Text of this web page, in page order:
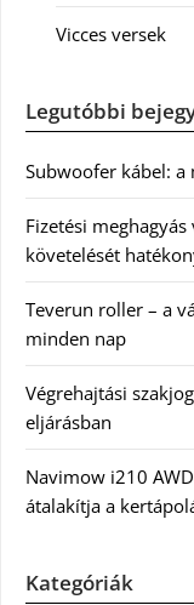
Vicces versek
Legutóbbi
Subwoofer kábel:
Fizetési
követelését
Teverun roller – a
minden nap
Végrehajtási
eljárásban
Navimow i210
átalakítja a
Kategóriák